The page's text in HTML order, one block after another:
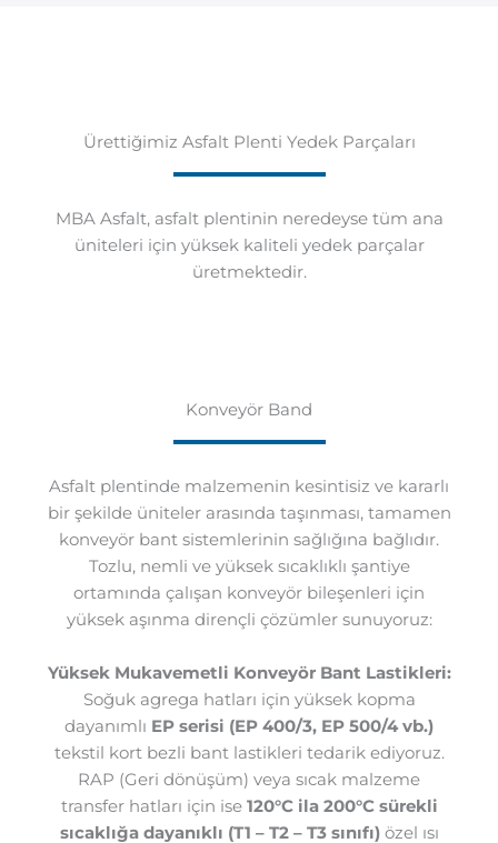
Ürettiğimiz Asfalt Plenti Yedek Parçaları
MBA Asfalt, asfalt plentinin neredeyse tüm ana
üniteleri için yüksek kaliteli yedek parçalar
üretmektedir.
Konveyör Band
Asfalt plentinde malzemenin kesintisiz ve kararlı
bir şekilde üniteler arasında taşınması, tamamen
konveyör bant sistemlerinin sağlığına bağlıdır.
Tozlu, nemli ve yüksek sıcaklıklı şantiye
ortamında çalışan konveyör bileşenleri için
yüksek aşınma dirençli çözümler sunuyoruz:
Yüksek Mukavemetli Konveyör Bant Lastikleri:
Soğuk agrega hatları için yüksek kopma
dayanımlı EP serisi (EP 400/3, EP 500/4 vb.)
tekstil kort bezli bant lastikleri tedarik ediyoruz.
RAP (Geri dönüşüm) veya sıcak malzeme
transfer hatları için ise 120°C ila 200°C sürekli
sıcaklığa dayanıklı (T1 – T2 – T3 sınıfı)özel ısı